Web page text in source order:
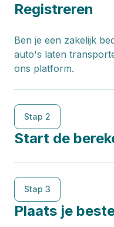
Registreren
Ben je een zakelijk
auto's laten
ons platform.
Stap 2
Start de
Stap 3
Plaats je